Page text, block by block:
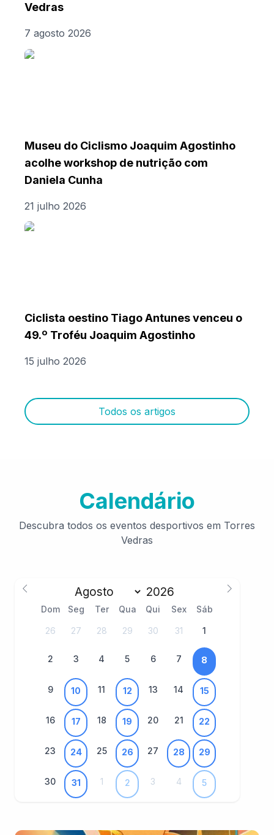
Vedras
7 agosto 2026
Museu do Ciclismo Joaquim Agostinho
acolhe workshop de nutrição com
Daniela Cunha
21 julho 2026
Ciclista oestino Tiago Antunes venceu o
49.º Troféu Joaquim Agostinho
15 julho 2026
Todos os artigos
Calendário
Descubra todos os eventos desportivos em Torres
Vedras
Dom Seg Ter Qua Qui Sex Sáb
26 27 28 29 30 31 1
2 3 4 5 6 7 8
9 10 11 12 13 14 15
16 17 18 19 20 21 22
23 24 25 26 27 28 29
30 31 1 2 3 4 5